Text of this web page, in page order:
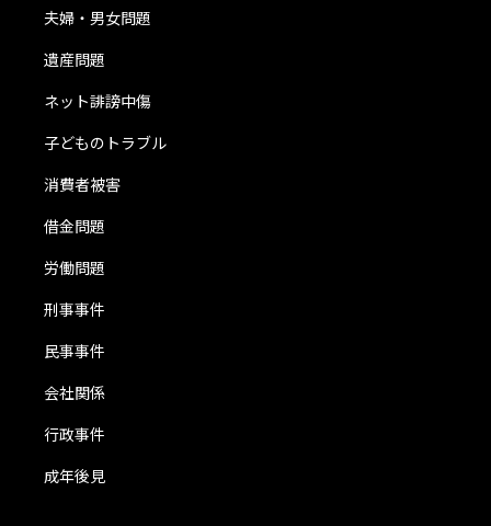
夫婦・男女問題
遺産問題
ネット誹謗中傷
子どものトラブル
消費者被害
借金問題
労働問題
刑事事件
民事事件
会社関係
行政事件
成年後見